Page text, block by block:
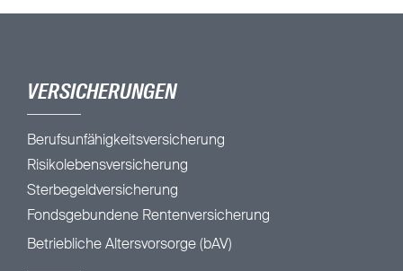
VERSICHERUNGEN
Berufsunfähigkeitsversicherung
Risikolebensversicherung
Sterbegeldversicherung
Fondsgebundene Rentenversicherung
Betriebliche Altersvorsorge (bAV)